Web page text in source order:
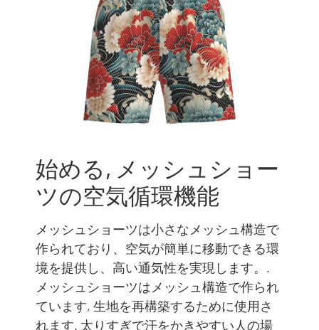
始める, メッシュショー
ツの空気循環機能
メッシュショーツは小さなメッシュ構造で
作られており、空気が簡単に移動できる環
境を提供し、高い通気性を実現します。.
メッシュショーツはメッシュ構造で作られ
ています, 生地を再構築するために使用さ
れます. 太りすぎで汗をかきやすい人の場